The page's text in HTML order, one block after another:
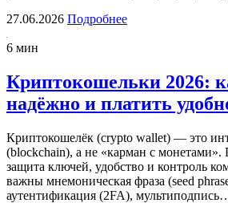
27.06.2026 Подробнее
6 мин
Криптокошельки 2026:
надёжно и платить
Криптокошелёк (crypto wallet) — это
(blockchain), а не «карман с
защита ключей, удобство и контроль
важны мнемоническая фраза (seed
аутентификация (2FA),